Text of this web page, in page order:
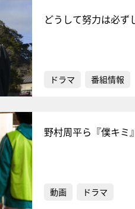
どうして努力は必ず
ドラマ 番組情報
野村周平ら『僕キミ
動画 ドラマ